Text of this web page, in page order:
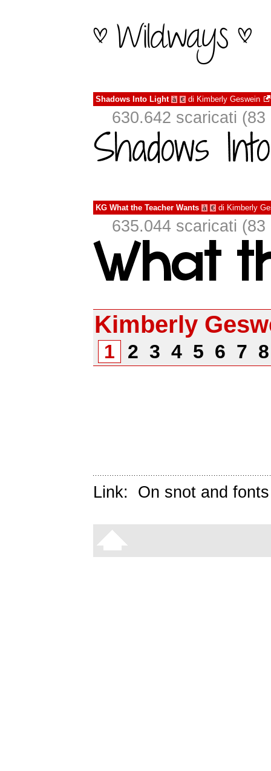
Shadows Into Light à € di Kimberly Geswein
630.642 scaricati (83
KG What the Teacher Wants à € di Kimberly
635.044 scaricati (83
Kimberly
1 2 3 4 5 6 7
Link: On snot and fonts